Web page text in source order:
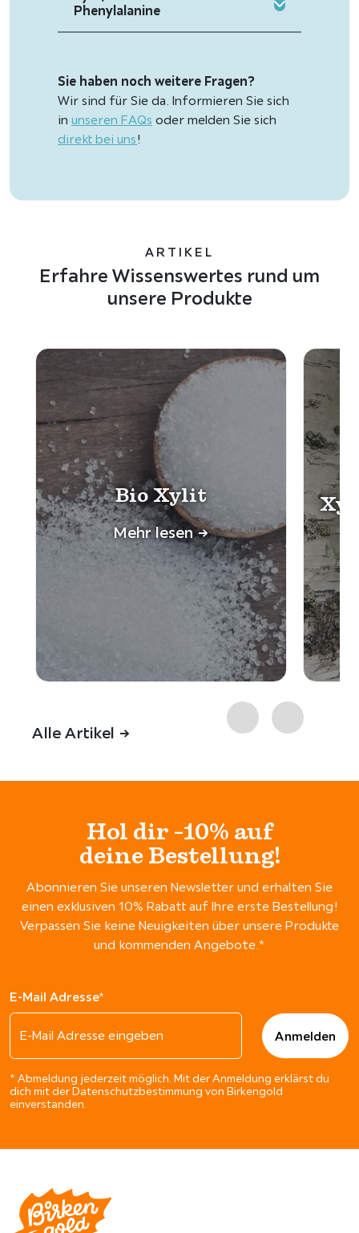
Phenylalanine
Sie haben noch weitere Fragen?
Wir sind für Sie da. Informieren Sie sich
in unseren FAQs oder melden Sie sich
direkt bei uns!
ARTIKEL
Erfahre Wissenswertes rund um
unsere Produkte
Bio Xylit
Mehr lesen ->
Alle Artikel ->
Hol dir -10% auf
deine Bestellung!
Abonnieren Sie unseren Newsletter und erhalten Sie
einen exklusiven 10% Rabatt auf Ihre erste Bestellung!
Verpassen Sie keine Neuigkeiten über unsere Produkte
und kommenden Angebote.*
E-Mail Adresse*
* Abmeldung jederzeit möglich. Mit der Anmeldung erklärst du
dich mit der Datenschutzbestimmung von Birkengold
einverstanden.